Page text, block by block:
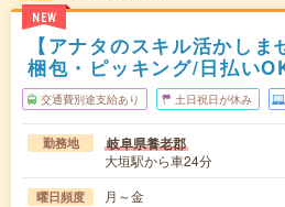
NEW
【アナタのスキル活かしま
梱包・ピッキング/日払い
交通費別途支給あり 土日祝日が休み
勤務地 岐阜県養老郡
大垣駅から車24分
曜日頻度 月～金